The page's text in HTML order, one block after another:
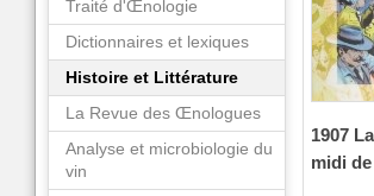
1907
midi de
Traité d'Œnologie
Dictionnaires et lexiques
Histoire et Littérature
La Revue des Œnologues
Analyse et microbiologie du
vin